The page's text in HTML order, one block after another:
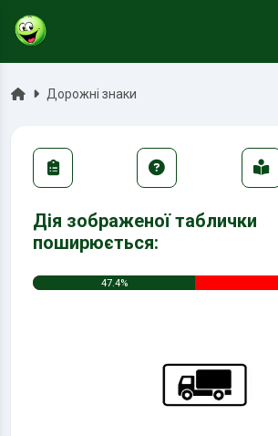
ГоловнаДорожні знаки
Дія зображеної таблички
поширюється:
47.4%